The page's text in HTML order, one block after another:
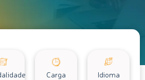
Carga
Idioma